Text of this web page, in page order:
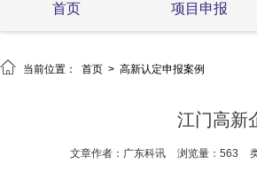
首页 项目申报
 当前位置： 首页 > 高新认定申报案例
江门高新
文章作者：广东科讯 浏览量：563